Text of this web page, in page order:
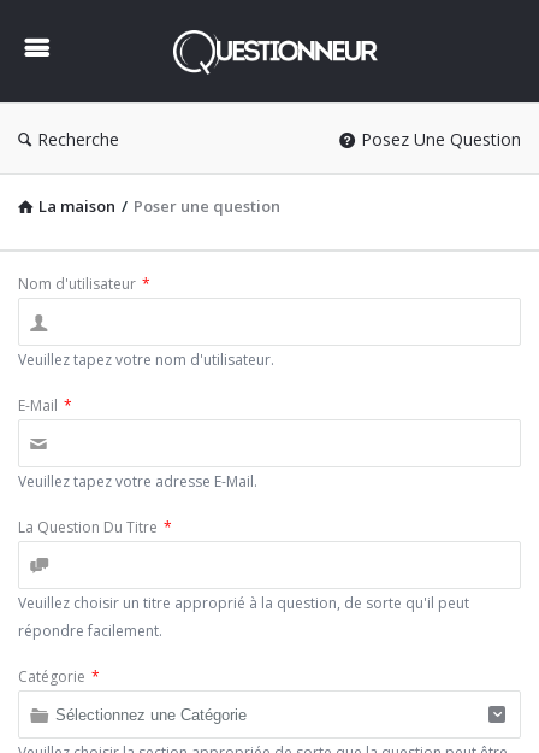
Recherche Posez Une Question
La maison / Poser une question
Nom d'utilisateur *
Veuillez tapez votre nom d'utilisateur.
E-Mail *
Veuillez tapez votre adresse E-Mail.
La Question Du Titre *
Veuillez choisir un titre approprié à la question, de sorte qu'il peut
répondre facilement.
Catégorie *